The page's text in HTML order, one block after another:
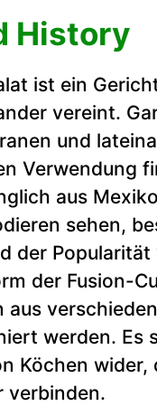
History
ist ein
vereint.
und
Verwendung
aus
sehen,
der Popularität
der Fusion-
werden. Es
Köchen wider,
verbinden.